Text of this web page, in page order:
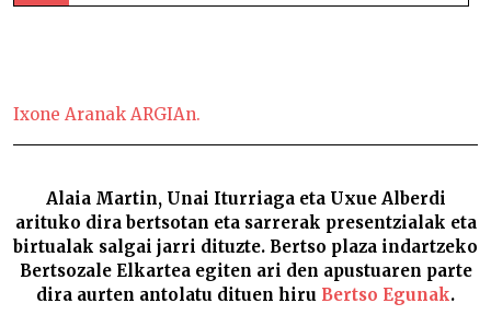
Ixone Aranak ARGIAn.
Alaia Martin, Unai Iturriaga eta Uxue Alberdi
arituko dira bertsotan eta sarrerak presentzialak eta
birtualak salgai jarri dituzte. Bertso plaza indartzeko
Bertsozale Elkartea egiten ari den apustuaren parte
dira aurten antolatu dituen hiru Bertso Egunak.